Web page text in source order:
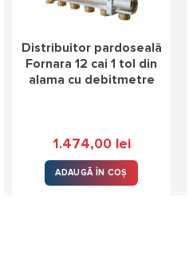
Distribuitor pardoseală
Fornara 12 cai 1 tol din
alama cu debitmetre
1.474,00 lei
ADAUGĂ ÎN COȘ